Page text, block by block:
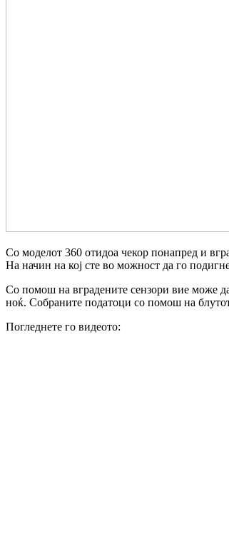
Со моделот 360 отидоа чекор понапред и
На начин на кој сте во можност да го
Со помош на вградените сензори вие може
ноќ. Собраните податоци со помош на
Погледнете го видеото: